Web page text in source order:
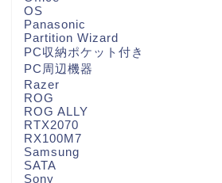
OS
Panasonic
Partition Wizard
PC収納ポケット付き
PC周辺機器
Razer
ROG
ROG ALLY
RTX2070
RX100M7
Samsung
SATA
Sony